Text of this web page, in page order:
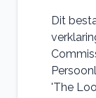
Dit
'The